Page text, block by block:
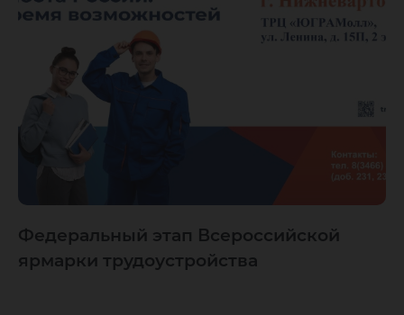
Федеральный этап Всероссийской
ярмарки трудоустройства